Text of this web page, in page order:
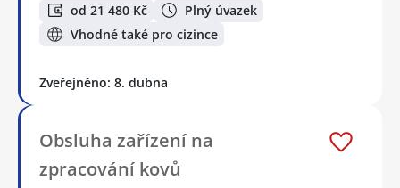
od 21 480 Kč
Plný úvazek
Vhodné také pro cizince
Zveřejněno: 8. dubna
Obsluha zařízení na
zpracování kovů